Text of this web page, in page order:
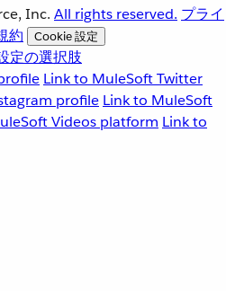
Inc. All rights reserved. プライ
約 Cookie 設定
定の選択肢
Link to MuleSoft Twitter
profile Link to MuleSoft
Videos platform Link to